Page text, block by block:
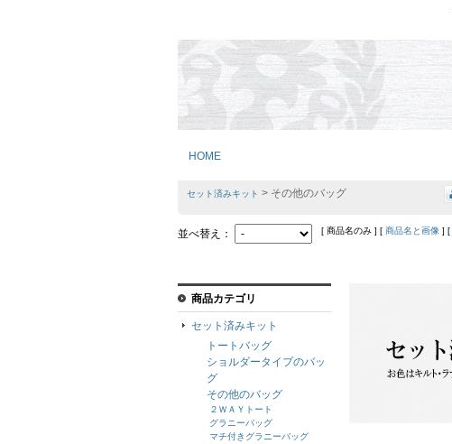
HOME
セット済みキット > その他のバッグ
並べ替え： [ 商品名のみ ] [ 商品名と画像 ] [
商品カテゴリ
セット済みキット
トートバッグ
ショルダータイプのバッ
グ
その他のバッグ
２ＷＡＹトート
グラニーバッグ
マチ付きグラニーバッグ